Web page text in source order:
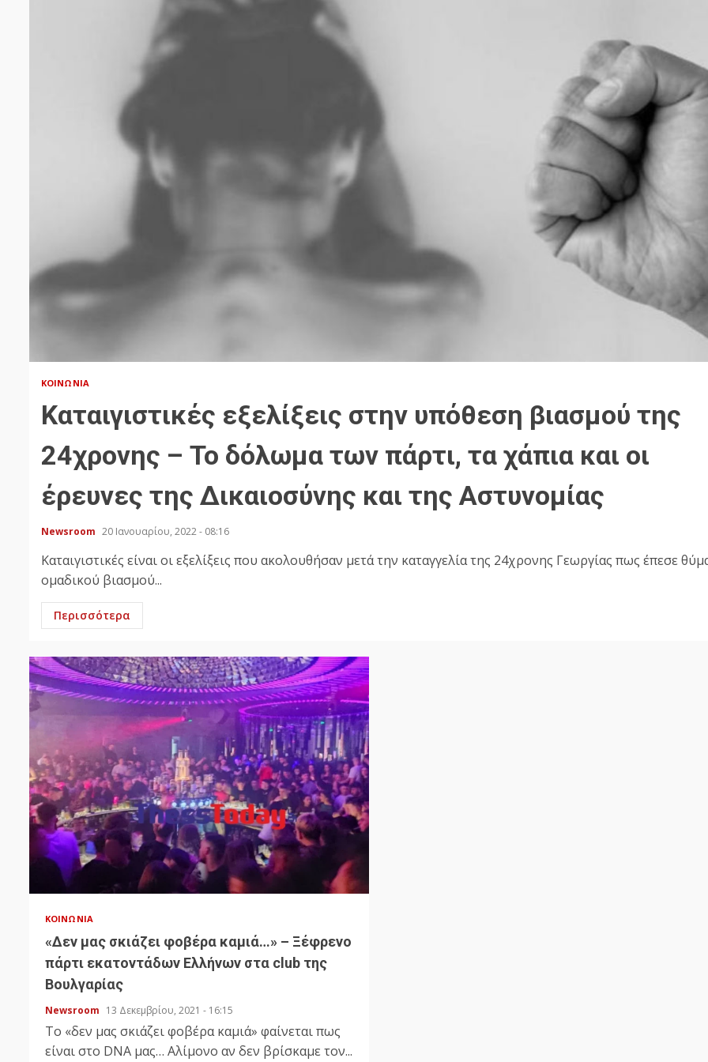
ΚΟΙΝΩΝΊΑ
Καταιγιστικές εξελίξεις στην υπόθεση βιασμού της
24χρονης – Το δόλωμα των πάρτι, τα χάπια και οι
έρευνες της Δικαιοσύνης και της Αστυνομίας
Newsroom 20 Ιανουαρίου, 2022 - 08:16
Καταιγιστικές είναι οι εξελίξεις που ακολουθήσαν μετά την καταγγελία της 24χρονης Γεωργίας πως έπεσε
ομαδικού βιασμού...
Περισσότερα
ΚΟΙΝΩΝΊΑ
«Δεν μας σκιάζει φοβέρα καμιά…» – Ξέφρενο
πάρτι εκατοντάδων Ελλήνων στα club της
Βουλγαρίας
Newsroom 13 Δεκεμβρίου, 2021 - 16:15
Tο «δεν μας σκιάζει φοβέρα καμιά» φαίνεται πως
είναι στο DNA μας… Αλίμονο αν δεν βρίσκαμε τον...